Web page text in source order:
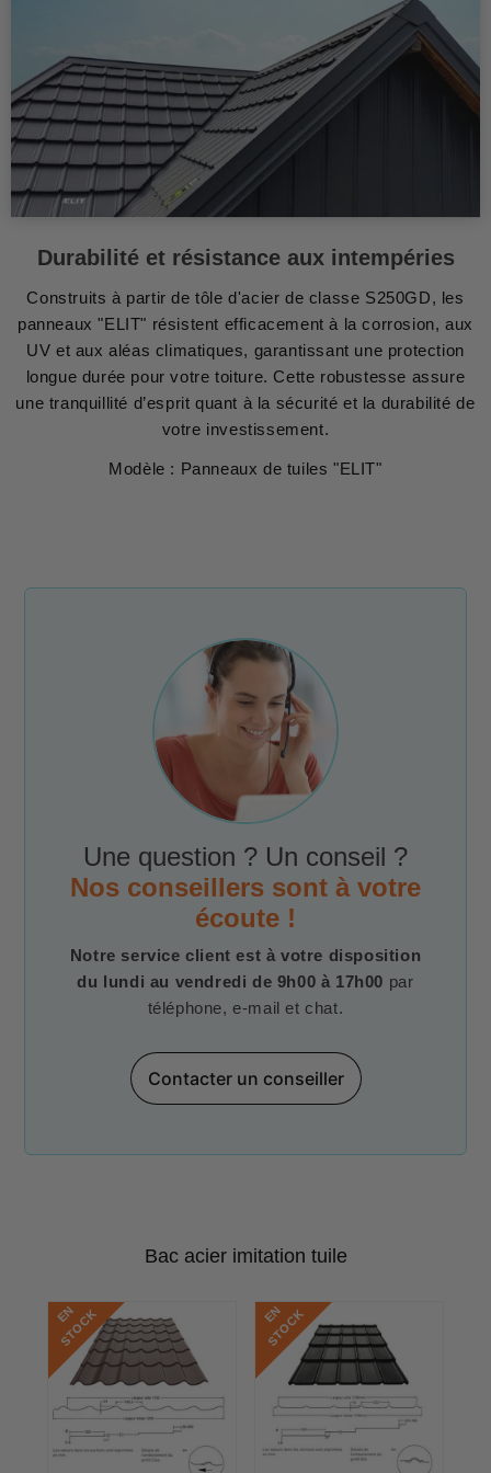
Durabilité et résistance aux intempéries
Construits à partir de tôle d'acier de classe S250GD, les
panneaux "ELIT" résistent efficacement à la corrosion, aux
UV et aux aléas climatiques, garantissant une protection
longue durée pour votre toiture. Cette robustesse assure
une tranquillité d’esprit quant à la sécurité et la durabilité de
votre investissement.
Modèle : Panneaux de tuiles "ELIT"
Une question ? Un conseil ?
Nos conseillers sont à votre
écoute !
Notre service client est à votre disposition
du lundi au vendredi de 9h00 à 17h00 par
téléphone, e-mail et chat.
Contacter un conseiller
Bac acier imitation tuile
E
N
S
T
O
C
K E
N
S
T
O
C
K